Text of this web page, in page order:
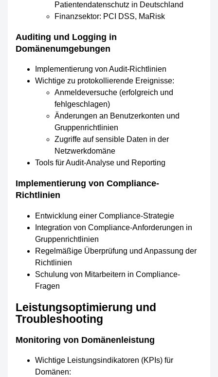
Patientendatenschutz in Deutschland
Finanzsektor: PCI DSS, MaRisk
Auditing und Logging in
Domänenumgebungen
Implementierung von Audit-Richtlinien
Wichtige zu protokollierende Ereignisse:
Anmeldeversuche (erfolgreich und
fehlgeschlagen)
Änderungen an Benutzerkonten und
Gruppenrichtlinien
Zugriffe auf sensible Daten in der
Netzwerkdomäne
Tools für Audit-Analyse und Reporting
Implementierung von Compliance-
Richtlinien
Entwicklung einer Compliance-Strategie
Integration von Compliance-Anforderungen in
Gruppenrichtlinien
Regelmäßige Überprüfung und Anpassung der
Richtlinien
Schulung von Mitarbeitern in Compliance-
Fragen
Leistungsoptimierung und
Troubleshooting
Monitoring von Domänenleistung
Wichtige Leistungsindikatoren (KPIs) für
Domänen: